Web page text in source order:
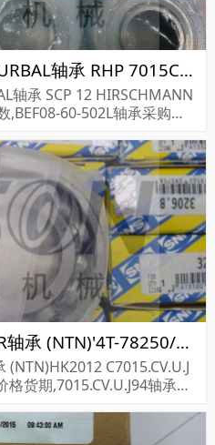
BEF08-60-502L 德国DURBAL轴承 RHP 7015CTRDULP3
轴承 SCP 12 HIRSCHMANN
,BEF08-60-502L轴承采购价
7015.CV.U.J94 法国SNR轴承 (NTN)'4T-78250/78551
(NTN)HK2012 C7015.CV.U.J
货期,7015.CV.U.J94轴承采